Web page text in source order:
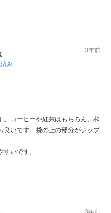
み
3年前
。コーヒーや紅茶はもちろん、和
良いです。袋の上の部分がジップ
いです。